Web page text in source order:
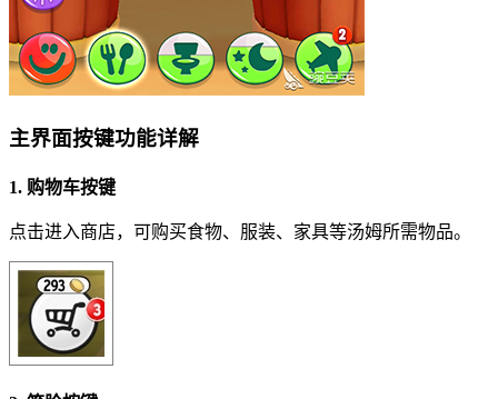
主界面按键功能详解
1. 购物车按键
点击进入商店，可购买食物、服装、家具等汤姆所需物品。